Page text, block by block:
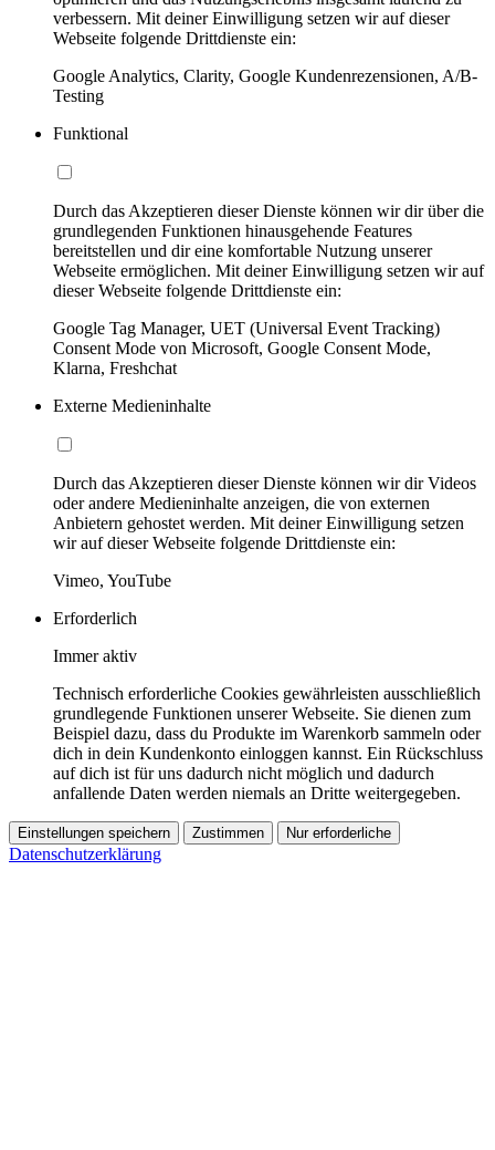
verbessern. Mit deiner Einwilligung setzen wir auf dieser
Webseite folgende Drittdienste ein:
Google Analytics, Clarity, Google Kundenrezensionen, A/B-
Testing
Funktional
Durch das Akzeptieren dieser Dienste können wir dir über die
grundlegenden Funktionen hinausgehende Features
bereitstellen und dir eine komfortable Nutzung unserer
Webseite ermöglichen. Mit deiner Einwilligung setzen wir auf
dieser Webseite folgende Drittdienste ein:
Google Tag Manager, UET (Universal Event Tracking)
Consent Mode von Microsoft, Google Consent Mode,
Klarna, Freshchat
Externe Medieninhalte
Durch das Akzeptieren dieser Dienste können wir dir Videos
oder andere Medieninhalte anzeigen, die von externen
Anbietern gehostet werden. Mit deiner Einwilligung setzen
wir auf dieser Webseite folgende Drittdienste ein:
Vimeo, YouTube
Erforderlich
Immer aktiv
Technisch erforderliche Cookies gewährleisten ausschließlich
grundlegende Funktionen unserer Webseite. Sie dienen zum
Beispiel dazu, dass du Produkte im Warenkorb sammeln oder
dich in dein Kundenkonto einloggen kannst. Ein Rückschluss
auf dich ist für uns dadurch nicht möglich und dadurch
anfallende Daten werden niemals an Dritte weitergegeben.
Einstellungen speichern Zustimmen Nur erforderliche
Datenschutzerklärung